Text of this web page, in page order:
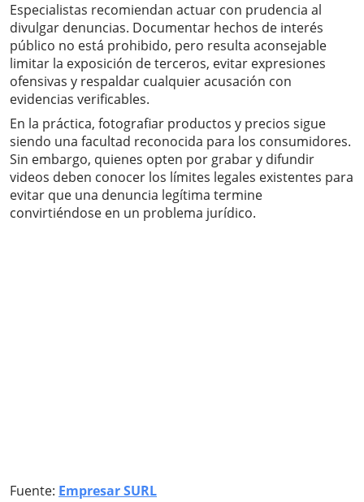
Especialistas recomiendan actuar con prudencia al
divulgar denuncias. Documentar hechos de interés
público no está prohibido, pero resulta aconsejable
limitar la exposición de terceros, evitar expresiones
ofensivas y respaldar cualquier acusación con
evidencias verificables.
En la práctica, fotografiar productos y precios sigue
siendo una facultad reconocida para los consumidores.
Sin embargo, quienes opten por grabar y difundir
videos deben conocer los límites legales existentes para
evitar que una denuncia legítima termine
convirtiéndose en un problema jurídico.
Fuente: Empresar SURL